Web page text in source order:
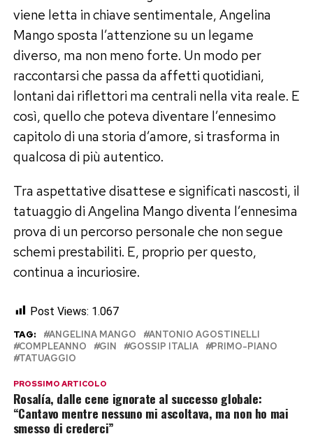
viene letta in chiave sentimentale, Angelina
Mango sposta l’attenzione su un legame
diverso, ma non meno forte. Un modo per
raccontarsi che passa da affetti quotidiani,
lontani dai riflettori ma centrali nella vita reale. E
così, quello che poteva diventare l’ennesimo
capitolo di una storia d’amore, si trasforma in
qualcosa di più autentico.
Tra aspettative disattese e significati nascosti, il
tatuaggio di Angelina Mango diventa l’ennesima
prova di un percorso personale che non segue
schemi prestabiliti. E, proprio per questo,
continua a incuriosire.
Post Views: 1.067
TAG: ANGELINA MANGO
ANTONIO AGOSTINELLI
COMPLEANNO
GIN GOSSIP ITALIA
PRIMO-PIANO
TATUAGGIO
PROSSIMO ARTICOLO
Rosalía, dalle cene ignorate al successo globale:
“Cantavo mentre nessuno mi ascoltava, ma non ho mai
smesso di crederci”